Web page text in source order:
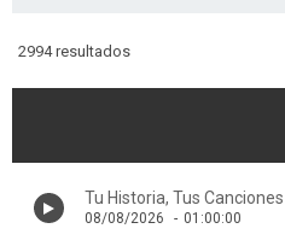
2994 resultados
Tu Historia, Tus
08/08/2026 - 01:00:00